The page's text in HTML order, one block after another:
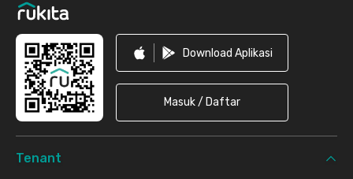
Download Aplikasi
Masuk / Daftar
Tenant